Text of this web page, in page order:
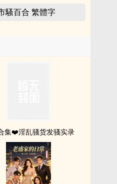
騷百合 繁體字
集❤️淫乱骚货发骚实录